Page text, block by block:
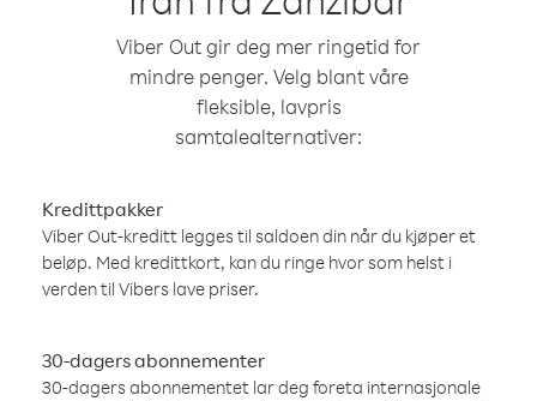
Viber Out gir deg mer ringetid for
mindre penger. Velg blant våre
fleksible, lavpris
samtalealternativer:
Kredittpakker
Viber Out-kreditt legges til saldoen din når du kjøper et
beløp. Med kredittkort, kan du ringe hvor som helst i
verden til Vibers lave priser.
30-dagers abonnementer
30-dagers abonnementet lar deg foreta internasjonale